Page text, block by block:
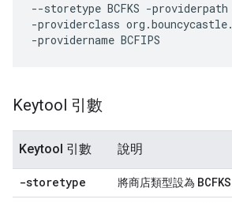
--storetype BCFKS -providerpath
-providerclass org .bouncycastle.
-providername BCFIPS
Keytool 引數
Keytool 引數 說明
-storetype 將商店類型設為 BCFKS